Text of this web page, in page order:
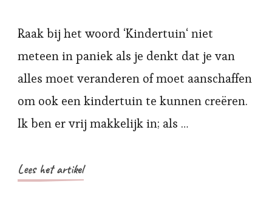
Raak bij het woord ‘Kindertuin‘ niet
meteen in paniek als je denkt dat je van
alles moet veranderen of moet aanschaffen
om ook een kindertuin te kunnen creëren.
Ik ben er vrij makkelijk in; als …
Lees het artikel